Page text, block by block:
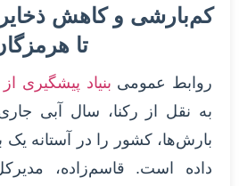
کم‌بارشی و کاهش
تا
روابط عمومی بنیاد پیشگیری
به نقل از رکنا، سال آبی
بارش‌ها، کشور را در آستانه یک
داده است. قاسم‌زاده،